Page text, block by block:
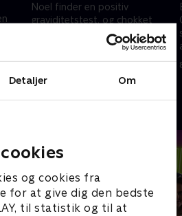
Detaljer Om
og cookies fra
for at give dig den bedste
til statistik og til at
Noel finder en positiv
graviditetstest, og chokket
vokser, da den kommende mor
afsløres. Samtidig har Noel og
Sue planer om en rejse til
4. december 2025 • 43 min